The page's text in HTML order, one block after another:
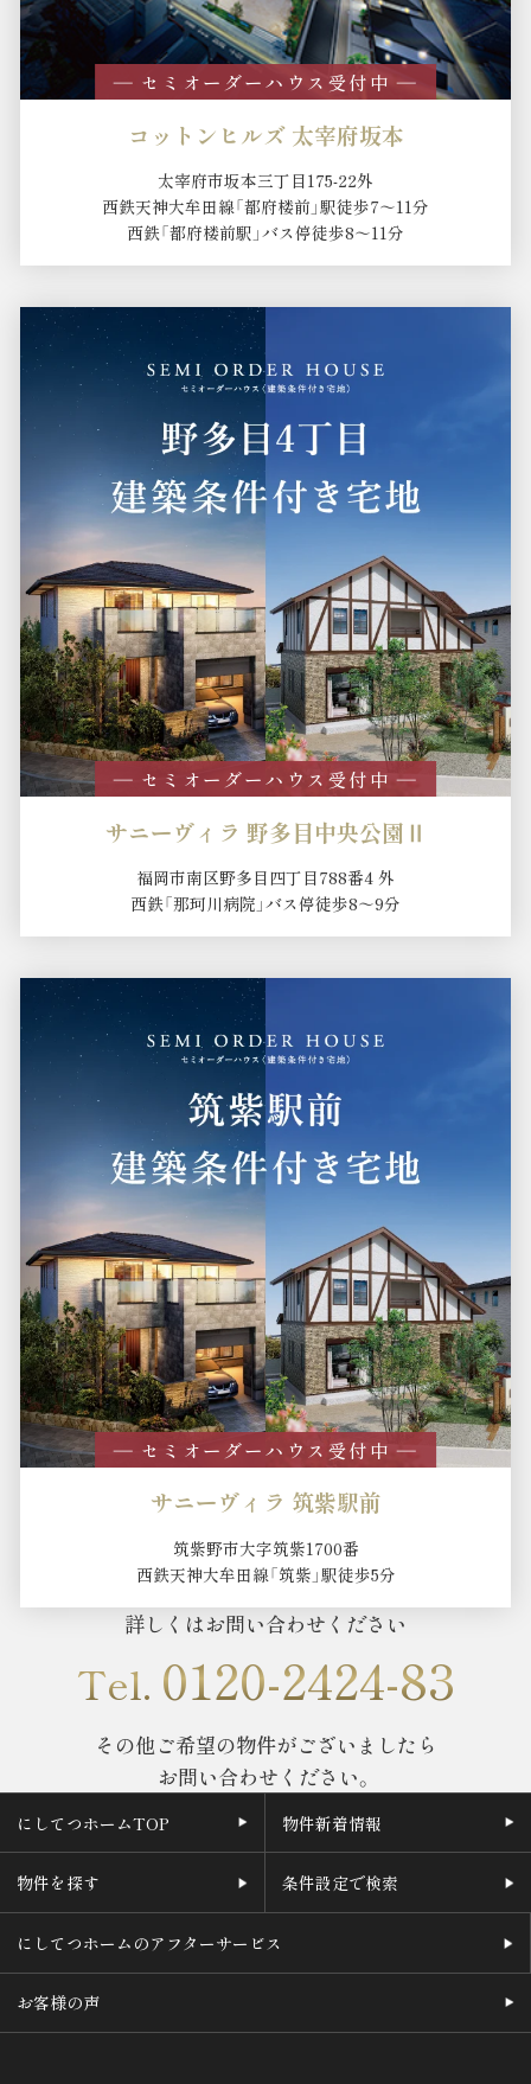
― セミオーダーハウス受付中 ―
コットンヒルズ 太宰府坂本
太宰府市坂本三丁目175-22外
西鉄天神大牟田線「都府楼前」駅徒歩7～11分
西鉄「都府楼前駅」バス停徒歩8～11分
― セミオーダーハウス受付中 ―
サニーヴィラ 野多目中央公園Ⅱ
福岡市南区野多目四丁目788番4 外
西鉄「那珂川病院」バス停徒歩8～9分
― セミオーダーハウス受付中 ―
サニーヴィラ 筑紫駅前
筑紫野市大字筑紫1700番
西鉄天神大牟田線「筑紫」駅徒歩5分
詳しくはお問い合わせください
Tel. 0120-2424-83
その他ご希望の物件がございましたら
お問い合わせください。
にしてつホームTOP 物件新着情報
物件を探す 条件設定で検索
にしてつホームのアフターサービス
お客様の声